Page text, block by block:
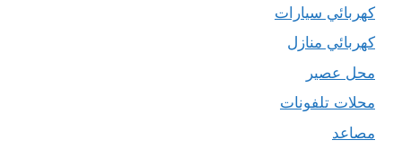
كهربائي سيارات
كهربائي منازل
محل عصير
محلات تلفونات
مصاعد